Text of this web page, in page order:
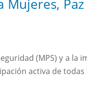
Paz
(MPS) y a
activa de todas